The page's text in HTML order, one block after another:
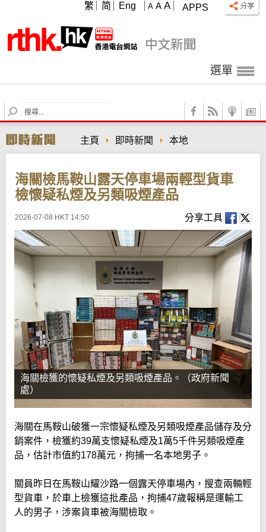
APPS
A A A
繁 简 Eng
選單
S
e
r
c
主頁 即時新聞 本地
海關檢馬鞍山露天停車場兩輕型貨車
檢懷疑私煙及另類吸煙產品
2026-07-08 HKT 14:50 分享工具
海關檢獲的懷疑私煙及另類吸煙產品。（政府新聞
處）
海關在馬鞍山破獲一宗懷疑私煙及另類吸煙產品儲存及分
銷案件，檢獲約39萬支懷疑私煙及1萬5千件另類吸煙產
品，估計市值約178萬元，拘捕一名本地男子。
關員昨日在馬鞍山耀沙路一個露天停車場內，搜查兩輛輕
型貨車，於車上檢獲這批產品，拘捕47歲報稱是運輸工
人的男子，涉案貨車被海關檢取。